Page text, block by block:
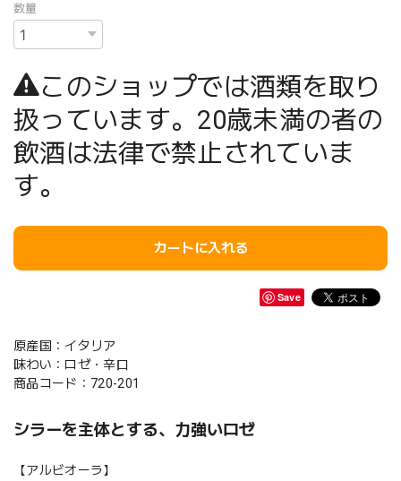
数量
このショップでは酒類を取り
扱っています。20歳未満の者の
飲酒は法律で禁止されていま
す。
カートに入れる
Save
原産国：イタリア
味わい：ロゼ・辛口
商品コード：720-201
シラーを主体とする、力強いロゼ
【アルビオーラ】